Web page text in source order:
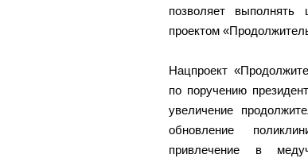
позволяет
проектом
Нацпроект
по поручению
увеличение
обновление
привлечение в